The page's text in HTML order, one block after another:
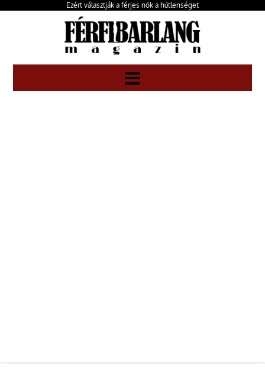
Ezért választják a férjes nők a hűtlenséget